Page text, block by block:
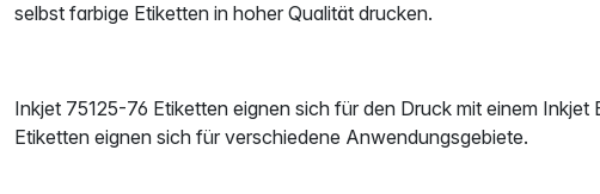
selbst farbige Etiketten in hoher Qualität drucken.
Inkjet 75125-76 Etiketten eignen sich für den Druck mit einem Inkjet
Etiketten eignen sich für verschiedene Anwendungsgebiete.